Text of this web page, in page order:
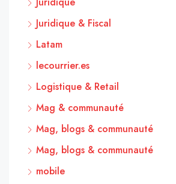
Juridique & Fiscal
Latam
lecourrier.es
Logistique & Retail
Mag & communauté
Mag, blogs & communauté
Mag, blogs & communauté
mobile